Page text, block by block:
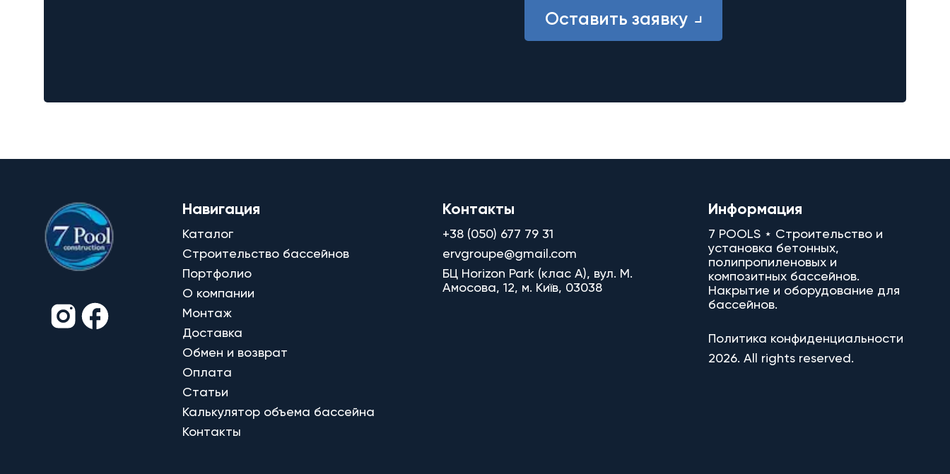
Оставить заявку
Навигация
Каталог
Строительство бассейнов
Портфолио
О компании
Монтаж
Доставка
Обмен и возврат
Оплата
Статьи
Калькулятор объема бассейна
Контакты
Контакты
+38 (050) 677 79 31
ervgroupe@gmail.com
БЦ Horizon Park (клас A), вул. М.
Амосова, 12, м. Київ, 03038
Информация
7 POOLS ⋆ Строительство и
установка бетонных,
полипропиленовых и
композитных бассейнов.
Накрытие и оборудование для
бассейнов.
Политика конфиденциальности
2026. All rights reserved.